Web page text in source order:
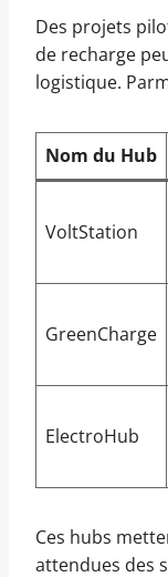
Des projets
de recharge
logistique.
Nom du Hub
VoltStation
GreenCharge
ElectroHub
Ces hubs
attendues des